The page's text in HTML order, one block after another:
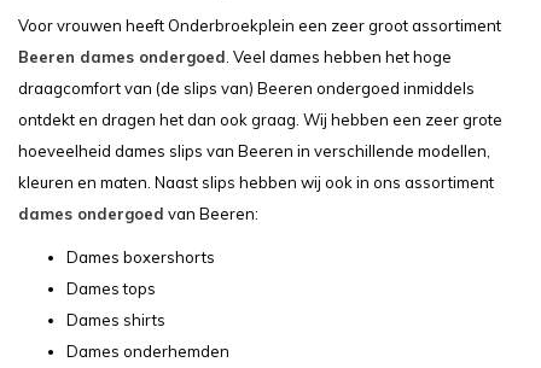
Voor vrouwen heeft Onderbroekplein een zeer groot assortiment
Beeren dames ondergoed . Veel dames hebben het hoge
draagcomfort van (de slips van) Beeren ondergoed inmiddels
ontdekt en dragen het dan ook graag. Wij hebben een zeer grote
hoeveelheid dames slips van Beeren in verschillende modellen,
kleuren en maten. Naast slips hebben wij ook in ons assortiment
dames ondergoed van Beeren:
Dames boxershorts
Dames tops
Dames shirts
Dames onderhemden